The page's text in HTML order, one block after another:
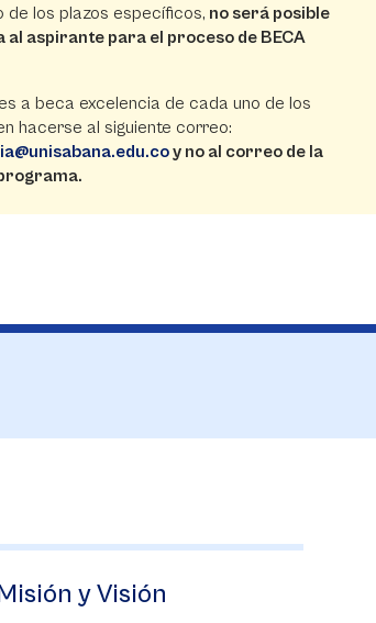
de los plazos específicos, no será posible
al aspirante para el proceso de BECA
a beca excelencia de cada uno de los
hacerse al siguiente correo:
y no al correo de la
y Visión